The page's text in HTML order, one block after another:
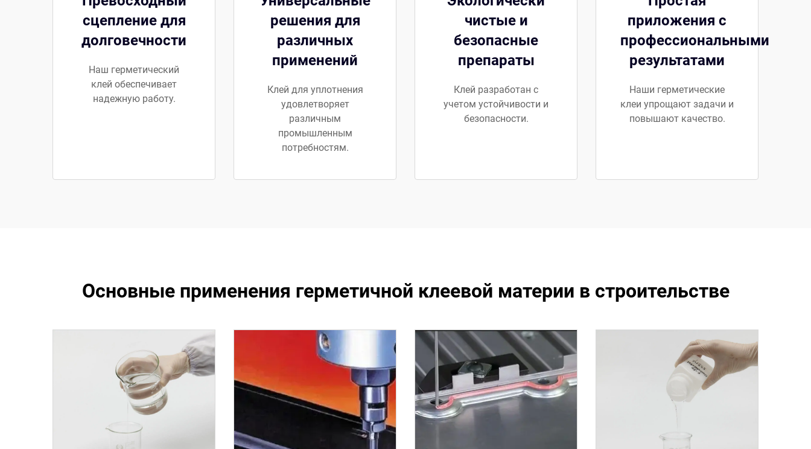
сцепление для
долговечности
Наш герметический
клей обеспечивает
надежную работу.
решения для
различных
применений
Клей для уплотнения
удовлетворяет
различным
промышленным
потребностям.
чистые и
безопасные
препараты
Клей разработан с
учетом устойчивости и
безопасности.
приложения с
профессиональными
результатами
Наши герметические
клеи упрощают задачи и
повышают качество.
Основные применения герметичной клеевой материи в строительстве